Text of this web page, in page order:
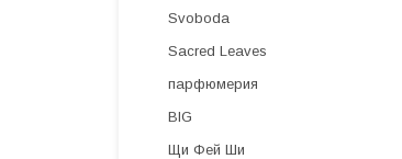
Svoboda
Sacred Leaves
парфюмерия
BIG
Щи Фей Ши